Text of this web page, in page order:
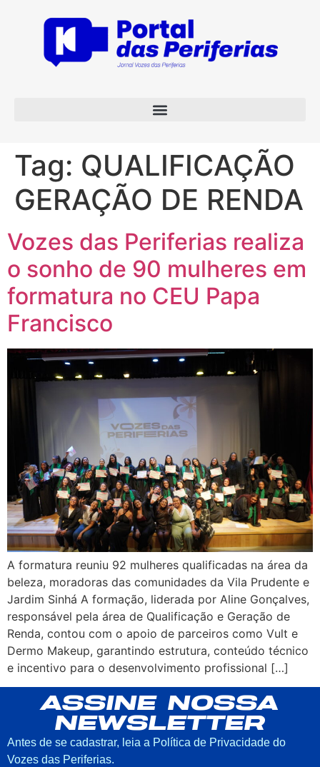
Tag: QUALIFICAÇÃO
GERAÇÃO DE RENDA
Vozes das Periferias realiza
o sonho de 90 mulheres em
formatura no CEU Papa
Francisco
A formatura reuniu 92 mulheres qualificadas na área da
beleza, moradoras das comunidades da Vila Prudente e
Jardim Sinhá A formação, liderada por Aline Gonçalves,
responsável pela área de Qualificação e Geração de
Renda, contou com o apoio de parceiros como Vult e
Dermo Makeup, garantindo estrutura, conteúdo técnico
e incentivo para o desenvolvimento profissional […]
ASSINE NOSSA
NEWSLETTER
Antes de se cadastrar, leia a Política de Privacidade do
Vozes das Periferias.